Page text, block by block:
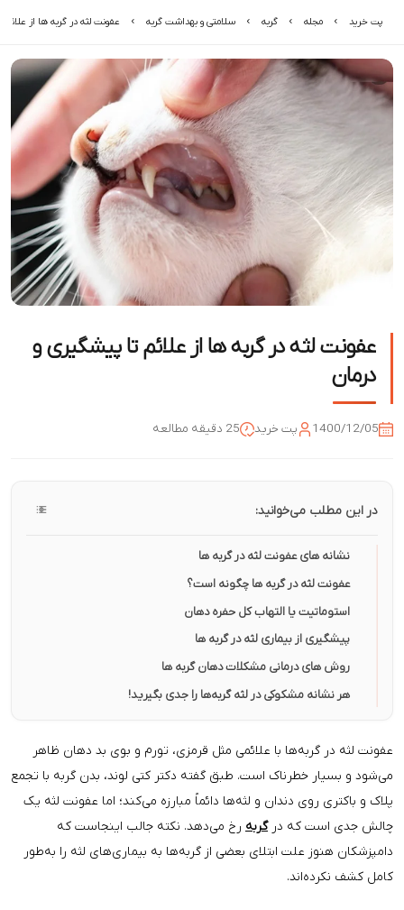
پت خرید مجله گربه سلامتی و بهداشت گربه عفونت لثه در گربه ها از علائم
عفونت لثه در گربه ها از علائم تا پیشگیری و
درمان
1400/12/05 پت خرید 25 دقیقه مطالعه
در این مطلب می‌خوانید:
نشانه های عفونت لثه در گربه ها
عفونت لثه در گربه ها چگونه است؟
استوماتیت یا التهاب کل حفره دهان
پیشگیری از بیماری لثه در گربه ها
روش های درمانی مشکلات دهان گربه ها
هر نشانه مشکوکی در لثه گربه‌ها را جدی بگیرید!
عفونت لثه در گربه‌ها با علائمی مثل قرمزی، تورم و بوی بد دهان ظاهر
می‌شود و بسیار خطرناک است. طبق گفته دکتر کتی لوند، بدن گربه با تجمع
پلاک و باکتری روی دندان و لثه‌ها دائماً مبارزه می‌کند؛ اما عفونت لثه یک
چالش جدی است که در گربهرخ می‌دهد. نکته جالب اینجاست که
دامپزشکان هنوز علت ابتلای بعضی از گربه‌ها به بیماری‌های لثه را به‌طور
کامل کشف نکرده‌اند.